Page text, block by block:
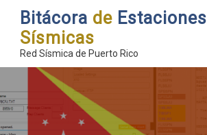
Bitácora de Estaciones
Sísmicas
Red Sísmica de Puerto Rico